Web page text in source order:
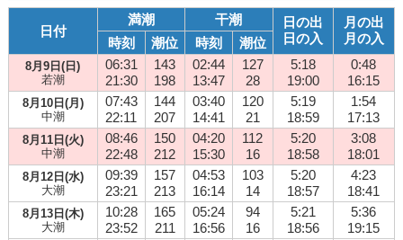
日付
満潮 干潮
日の出
日の入
月の出
月の入
時刻 潮位 時刻 潮位
8月9日(日)
若潮
06:31
21:30
143
198
02:44
13:47
127
28
5:18
19:00
0:48
16:15
8月10日(月)
中潮
07:43
22:11
144
207
03:40
14:41
120
21
5:19
18:59
1:54
17:13
8月11日(火)
中潮
08:46
22:48
150
212
04:20
15:30
112
16
5:20
18:58
3:08
18:01
8月12日(水)
大潮
09:39
23:21
157
213
04:53
16:14
103
14
5:20
18:57
4:23
18:41
8月13日(木)
大潮
10:28
23:52
165
211
05:24
16:56
94
16
5:21
18:56
5:36
19:15